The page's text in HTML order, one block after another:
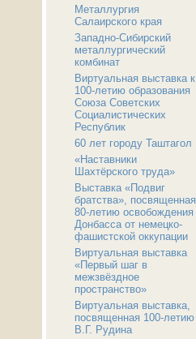
Металлургия
Салаирского края
Западно-Сибирский
металлургический
комбинат
Виртуальная выставка к
100-летию образования
Союза Советских
Социалистических
Республик
60 лет городу Таштагол
«Наставники
Шахтёрского труда»
Выставка «Подвиг
братства», посвященная
80-летию освобождения
Донбасса от немецко-
фашистской оккупации
Виртуальная выставка
«Первый шаг в
межзвёздное
пространство»
Виртуальная выставка,
посвященная 100-летию
В.Г. Рудина